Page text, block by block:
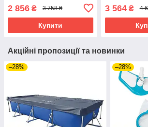
2 856 ₴ 3 758 ₴
Купити
3 564₴ 4
Акційні пропозиції та новинки
–28% –28%